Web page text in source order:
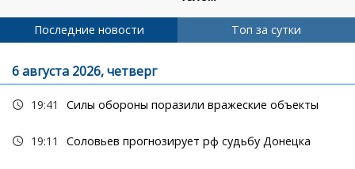
Последние новости Топ за сутки
6 августа 2026, четверг
19:41 Силы обороны поразили вражеские объекты
19:11 Соловьев прогнозирует рф судьбу Донецка